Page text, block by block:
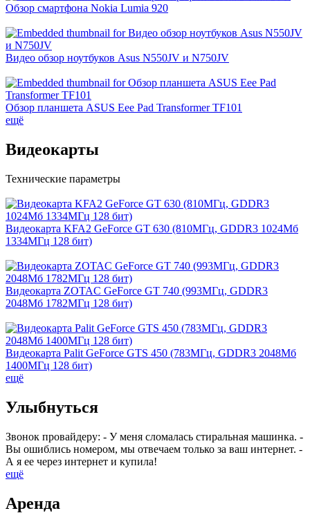
Обзор смартфона Nokia Lumia 920
Видео обзор ноутбуков Asus N550JV и N750JV
Обзор планшета ASUS Eee Pad Transformer TF101
ещё
Видеокарты
Технические параметры
Видеокарта KFA2 GeForce GT 630 (810МГц, GDDR3 1024Мб
1334МГц 128 бит)
Видеокарта ZOTAC GeForce GT 740 (993МГц, GDDR3
2048Мб 1782МГц 128 бит)
Видеокарта Palit GeForce GTS 450 (783МГц, GDDR3 2048Мб
1400МГц 128 бит)
ещё
Улыбнуться
Звонок провайдеру: - У меня сломалась стиральная машинка. -
Вы ошиблись номером, мы отвечаем только за ваш интернет. -
А я ее через интернет и купила!
ещё
Аренда